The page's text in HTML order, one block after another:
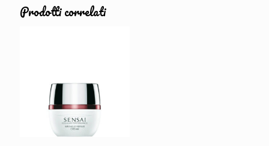
Prodotti correlati